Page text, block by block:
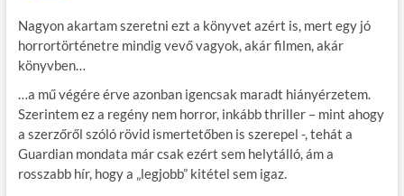
Nagyon akartam szeretni ezt a könyvet azért is, mert egy jó
horrortörténetre mindig vevő vagyok, akár filmen, akár
könyvben…
…a mű végére érve azonban igencsak maradt hiányérzetem.
Szerintem ez a regény nem horror, inkább thriller – mint ahogy
a szerzőről szóló rövid ismertetőben is szerepel -, tehát a
Guardian mondata már csak ezért sem helytálló, ám a
rosszabb hír, hogy a „legjobb” kitétel sem igaz.